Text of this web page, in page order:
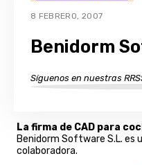
8 FEBRERO, 2007
Benidorm
Síguenos en nuestras
La firma de CAD para
Benidorm Software S.L. es
colaboradora.